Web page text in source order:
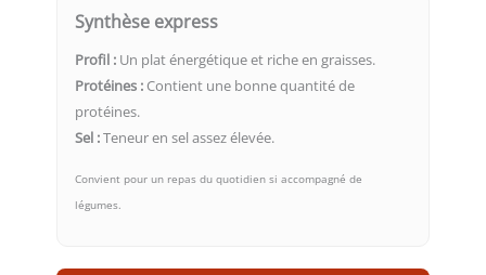
Synthèse express
Profil : Un plat énergétique et riche en graisses.
Protéines : Contient une bonne quantité de
protéines.
Sel :Teneur en sel assez élevée.
Convient pour un repas du quotidien si accompagné de
légumes.